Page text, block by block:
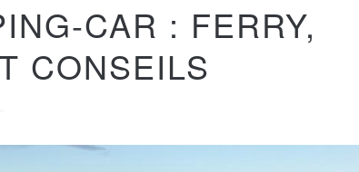
CAR : FERRY,
CONSEILS